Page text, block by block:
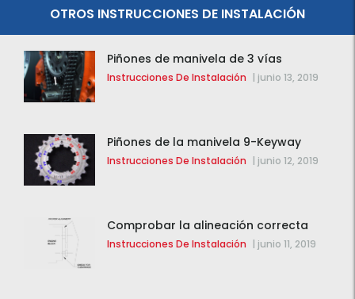
OTROS INSTRUCCIONES DE INSTALACIÓN
Piñones de manivela de 3 vías
Instrucciones De Instalación | junio 13, 2019
Piñones de la manivela 9-Keyway
Instrucciones De Instalación | junio 12, 2019
Comprobar la alineación correcta
Instrucciones De Instalación | junio 11, 2019